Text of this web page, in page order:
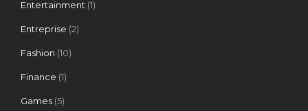
Entertainment (1)
Entreprise (2)
Fashion (10)
Finance (1)
Games (5)